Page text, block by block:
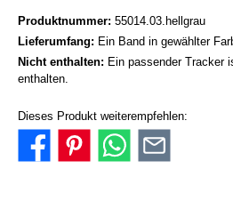
Produktnummer: 55014.03.hellgrau
Lieferumfang: Ein Band in gewählter
Nicht enthalten: Ein passender Tracker
enthalten.
Dieses Produkt weiterempfehlen: